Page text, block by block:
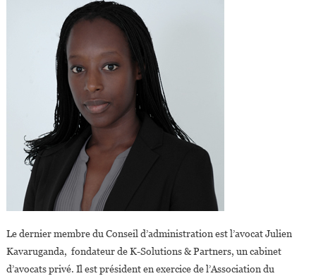
Le dernier membre du Conseil d’administration est l’avocat Julien
Kavaruganda, fondateur de K-Solutions & Partners, un cabinet
d’avocats privé. Il est président en exercice de l’Association du